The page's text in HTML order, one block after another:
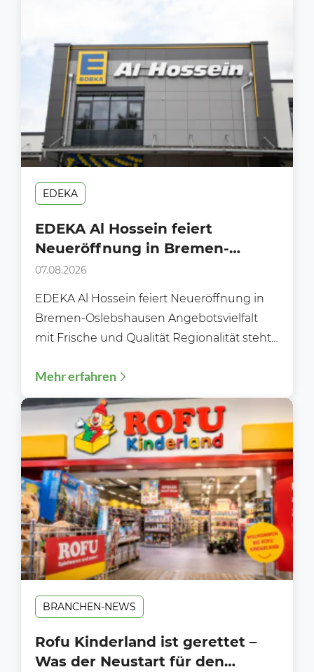
EDEKA
EDEKA Al Hossein feiert
Neueröffnung in Bremen-
Oslebshausen
07.08.2026
EDEKA Al Hossein feiert Neueröffnung in
Bremen-Oslebshausen Angebotsvielfalt
mit Frische und Qualität Regionalität steht
Flexibles und bequemes Einkaufen...
Mehr erfahren
BRANCHEN-NEWS
Rofu Kinderland ist gerettet –
Was der Neustart für den